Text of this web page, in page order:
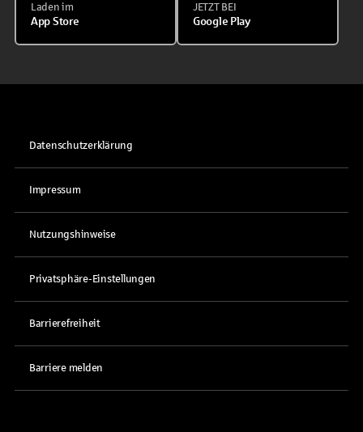
Laden im
App Store
JETZT BEI
Google Play
Datenschutzerklärung
Impressum
Nutzungshinweise
Privatsphäre-Einstellungen
Barrierefreiheit
Barriere melden